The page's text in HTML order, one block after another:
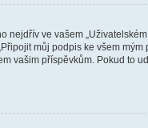
ve vašem
můj podpis ke všem
vašim příspěvkům. Pokud